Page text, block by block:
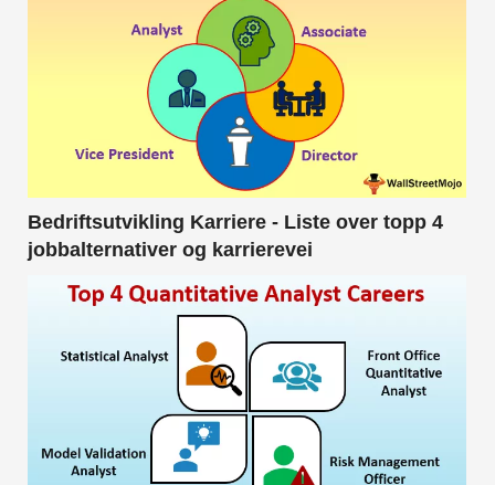
Bedriftsutvikling Karriere - Liste over topp 4
jobbalternativer og karrierevei